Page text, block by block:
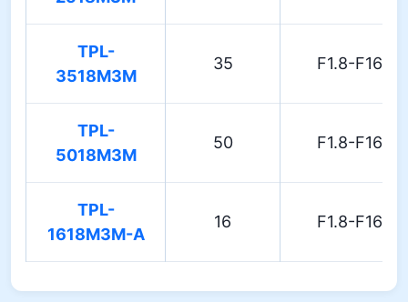
TPL-
3518M3M
35 F1.8-F16
TPL-
5018M3M
50 F1.8-F16
TPL-
1618M3M-A
16 F1.8-F16